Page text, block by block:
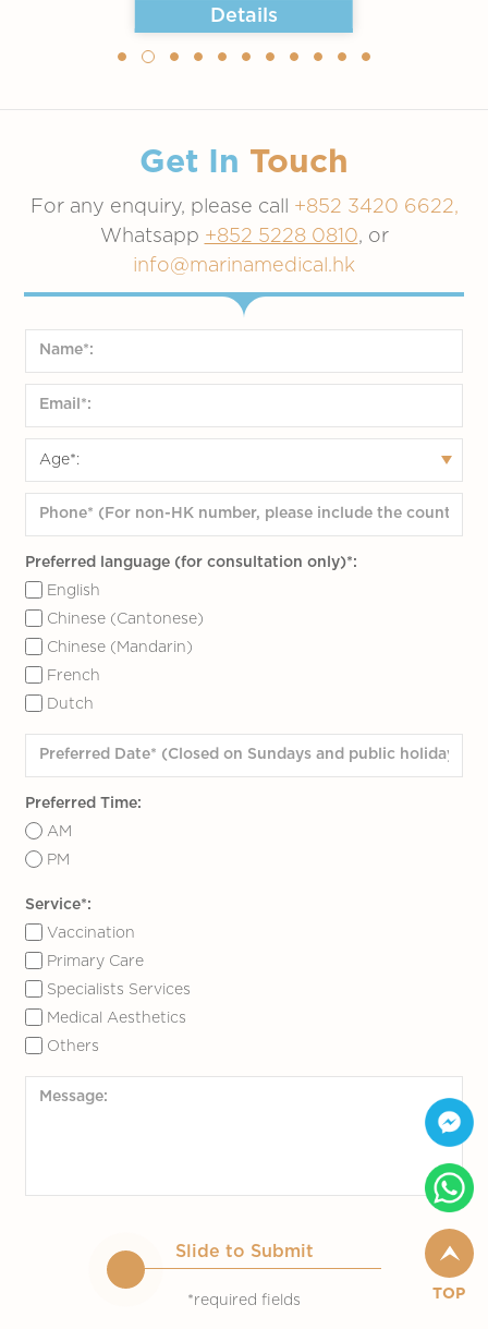
Details
Get In Touch
For any enquiry, please call +852 3420 6622,
Whatsapp +852 5228 0810, or
info@marinamedical.hk
Preferred language (for consultation only)*:
English
Chinese (Cantonese)
Chinese (Mandarin)
French
Dutch
Preferred Time:
AM
PM
Service*:
Vaccination
Primary Care
Specialists Services
Medical Aesthetics
Others
Slide to Submit
*required fields TOP